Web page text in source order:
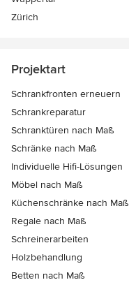
Zürich
Projektart
Schrankfronten erneuern
Schrankreparatur
Schranktüren nach Maß
Schränke nach Maß
Individuelle Hifi-Lösungen
Möbel nach Maß
Küchenschränke nach Maß
Regale nach Maß
Schreinerarbeiten
Holzbehandlung
Betten nach Maß